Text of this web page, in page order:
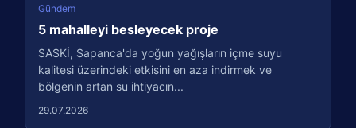
Gündem
5 mahalleyi besleyecek proje
SASKİ, Sapanca'da yoğun yağışların içme suyu
kalitesi üzerindeki etkisini en aza indirmek ve
bölgenin artan su ihtiyacın...
29.07.2026